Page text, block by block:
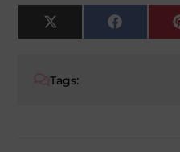
X
(Twitter)
Facebook
Tags: